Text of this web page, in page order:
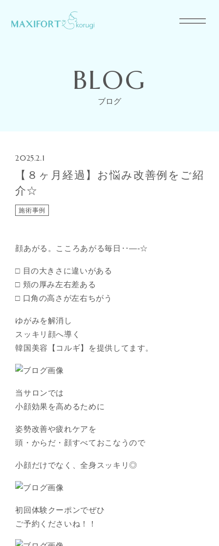
BLOG
ブログ
2025.2.1
【８ヶ月経過】お悩み改善例をご紹
介☆
施術事例
顔あがる。こころあがる毎日‥―-☆
□ 目の大きさに違いがある
□ 頬の厚み左右差ある
□ 口角の高さが左右ちがう
ゆがみを解消し
スッキリ顔へ導く
韓国美容【コルギ】を提供してます。
当サロンでは
小顔効果を高めるために
姿勢改善や疲れケアを
頭・からだ・顔すべておこなうので
小顔だけでなく、全身スッキリ◎
初回体験クーポンでぜひ
ご予約くださいね！！